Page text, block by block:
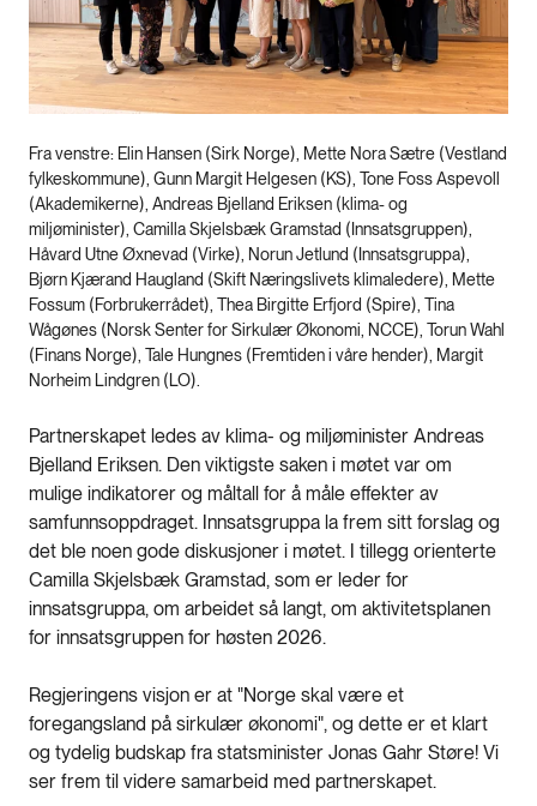
Fra venstre: Elin Hansen (Sirk Norge), Mette Nora Sætre (Vestland
fylkeskommune), Gunn Margit Helgesen (KS), Tone Foss Aspevoll
(Akademikerne), Andreas Bjelland Eriksen (klima- og
miljøminister), Camilla Skjelsbæk Gramstad (Innsatsgruppen),
Håvard Utne Øxnevad (Virke), Norun Jetlund (Innsatsgruppa),
Bjørn Kjærand Haugland (Skift Næringslivets klimaledere), Mette
Fossum (Forbrukerrådet), Thea Birgitte Erfjord (Spire), Tina
Wågønes (Norsk Senter for Sirkulær Økonomi, NCCE), Torun Wahl
(Finans Norge), Tale Hungnes (Fremtiden i våre hender), Margit
Norheim Lindgren (LO).
Partnerskapet ledes av klima- og miljøminister Andreas
Bjelland Eriksen. Den viktigste saken i møtet var om
mulige indikatorer og måltall for å måle effekter av
samfunnsoppdraget. Innsatsgruppa la frem sitt forslag og
det ble noen gode diskusjoner i møtet. I tillegg orienterte
Camilla Skjelsbæk Gramstad, som er leder for
innsatsgruppa, om arbeidet så langt, om aktivitetsplanen
for innsatsgruppen for høsten 2026.
Regjeringens visjon er at "Norge skal være et
foregangsland på sirkulær økonomi", og dette er et klart
og tydelig budskap fra statsminister Jonas Gahr Støre! Vi
ser frem til videre samarbeid med partnerskapet.